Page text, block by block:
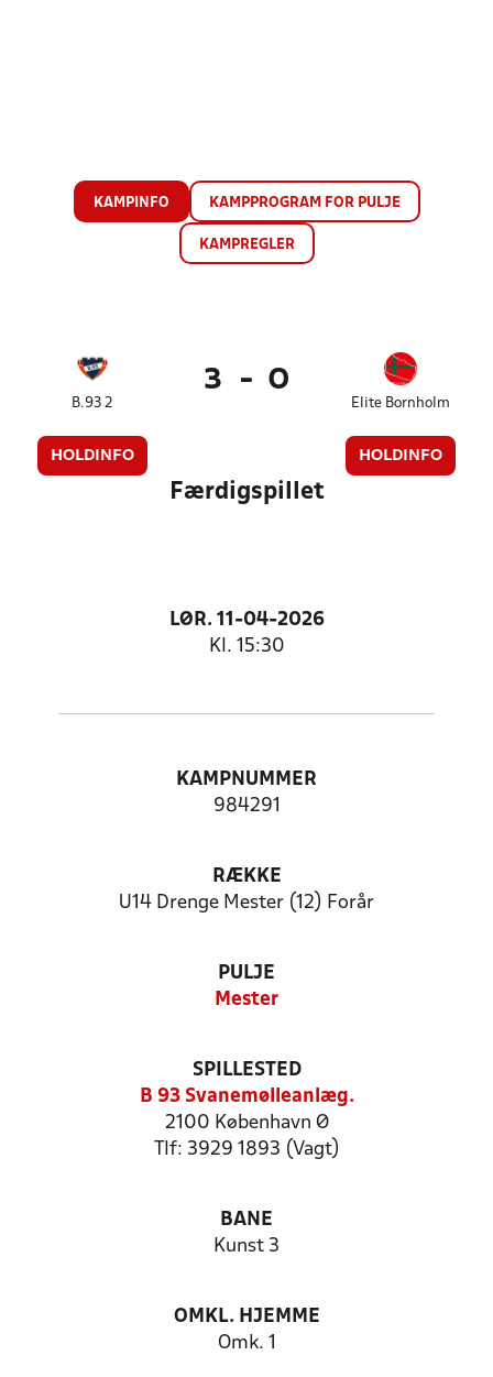
KAMPINFO KAMPPROGRAM FOR PULJE
KAMPREGLER
B.93 2
HOLDINFO
3 - 0
Elite Bornholm
HOLDINFO
Færdigspillet
LØR. 11-04-2026
Kl. 15:30
KAMPNUMMER
984291
RÆKKE
U14 Drenge Mester (12) Forår
PULJE
Mester
SPILLESTED
B 93 Svanemølleanlæg.
2100 København Ø
Tlf: 3929 1893 (Vagt)
BANE
Kunst 3
OMKL. HJEMME
Omk. 1